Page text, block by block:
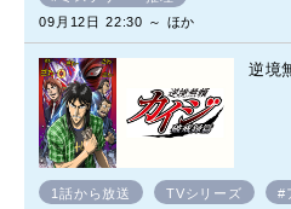
09月12日 22:30 ～ ほか
逆境
1話から放送 TVシリーズ
#